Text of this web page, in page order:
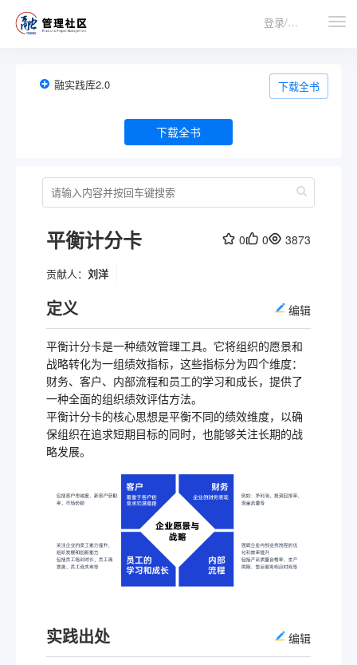
登录/注册
下载全书
融实践库2.0
下载全书
平衡计分卡 0 0 3873
贡献人： 刘洋
定义 编辑
平衡计分卡是一种绩效管理工具。它将组织的愿景和
战略转化为一组绩效指标，这些指标分为四个维度：
财务、客户、内部流程和员工的学习和成长，提供了
一种全面的组织绩效评估方法。
平衡计分卡的核心思想是平衡不同的绩效维度，以确
保组织在追求短期目标的同时，也能够关注长期的战
略发展。
实践出处 编辑